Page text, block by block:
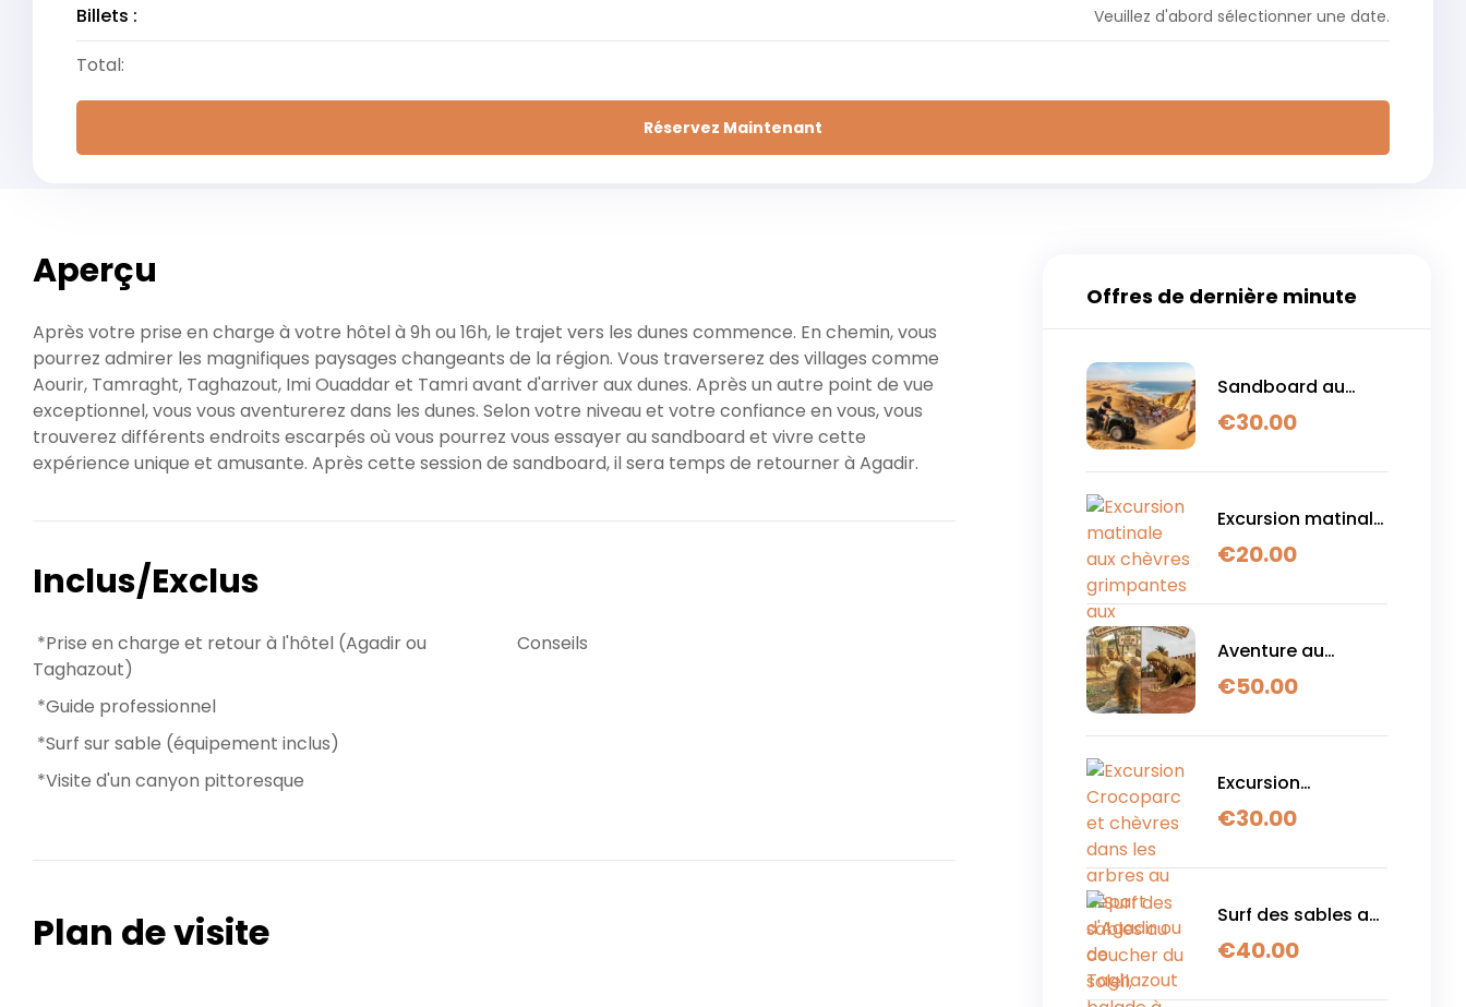
Billets :
Veuillez d'abord sélectionner une date.
Total:
Réservez Maintenant
Aperçu
Après votre prise en charge à votre hôtel à 9h ou 16h, le trajet vers les dunes commence. En chemin, vous
pourrez admirer les magnifiques paysages changeants de la région. Vous traverserez des villages comme
Aourir, Tamraght, Taghazout, Imi Ouaddar et Tamri avant d'arriver aux dunes. Après un autre point de vue
exceptionnel, vous vous aventurerez dans les dunes. Selon votre niveau et votre confiance en vous, vous
trouverez différents endroits escarpés où vous pourrez vous essayer au sandboard et vivre cette
expérience unique et amusante. Après cette session de sandboard, il sera temps de retourner à Agadir.
Inclus/Exclus
*Prise en charge et retour à l'hôtel (Agadir ou
Taghazout)
*Guide professionnel
*Surf sur sable (équipement inclus)
*Visite d'un canyon pittoresque
Conseils
Plan de visite
Offres de dernière minute
Sandboard au
coucher du soleil,
d'AgadiR et
€30.00
Excursion matinale
aux chèvres
arganiers au
€20.00
Aventure au
Crocoparc et au
Agadir ou
€50.00
Excursion
Crocoparc et
arbres au départ
Taghazout
€30.00
Surf des sables au
coucher du soleil,
chameau et dîner
€40.00